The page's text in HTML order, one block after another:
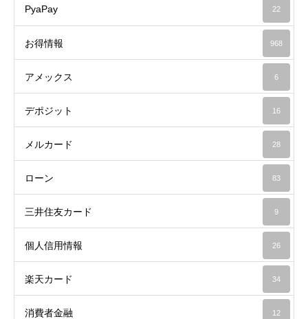
PyaPay 22
お得情報 968
アメックス 6
デポジット 16
メルカード 28
ローン 83
三井住友カード 9
個人信用情報 26
楽天カード 34
消費者金融 12